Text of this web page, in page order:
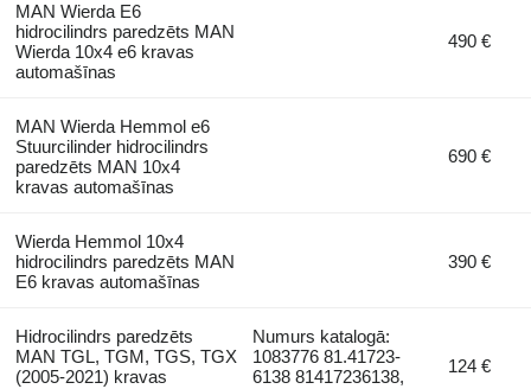
MAN Wierda E6
hidrocilindrs paredzēts MAN
Wierda 10x4 e6 kravas
automašīnas
490 €
MAN Wierda Hemmol e6
Stuurcilinder hidrocilindrs
paredzēts MAN 10x4
kravas automašīnas
690 €
Wierda Hemmol 10x4
hidrocilindrs paredzēts MAN
E6 kravas automašīnas
390 €
Hidrocilindrs paredzēts
MAN TGL, TGM, TGS, TGX
(2005-2021) kravas
Numurs katalogā:
1083776 81.41723-
6138 81417236138,
124 €